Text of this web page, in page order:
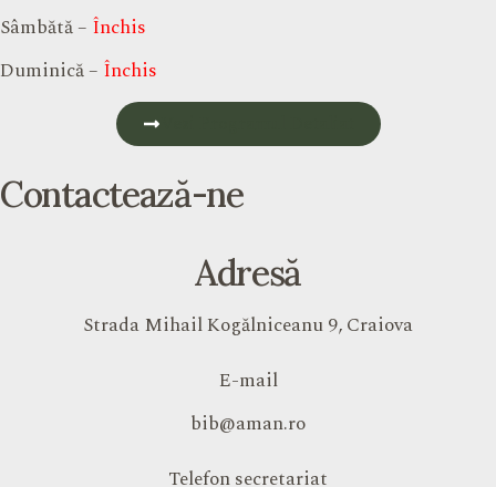
Sâmbătă – Închis
Duminică – Închis
Contactează-ne
Adresă
Strada Mihail Kogălniceanu 9, Craiova
E-mail
bib@aman.ro
Telefon secretariat